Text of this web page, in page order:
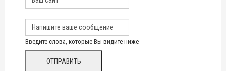
Введите слова, которые Вы видите ниже